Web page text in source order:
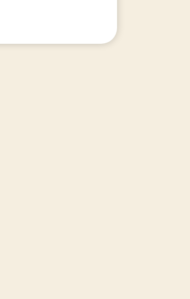
jour.
tri des déchets des entreprises et des